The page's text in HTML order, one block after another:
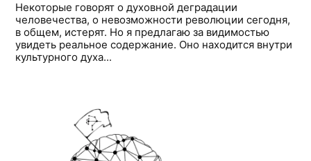
Некоторые говорят о духовной деградации
человечества, о невозможности революции сегодня,
в общем, истерят. Но я предлагаю за видимостью
увидеть реальное содержание. Оно находится внутри
культурного духа...